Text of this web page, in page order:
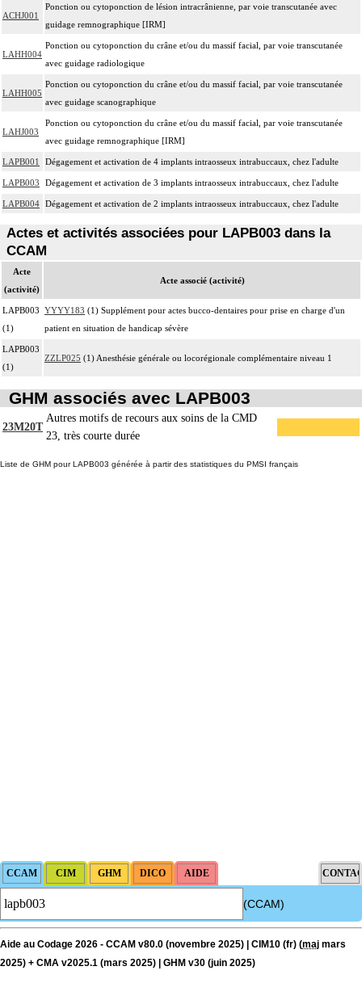
ACHJ001
Ponction ou cytoponction de lésion intracrânienne, par voie transcutanée avec
guidage remnographique [IRM]
LAHH004
Ponction ou cytoponction du crâne et/ou du massif facial, par voie transcutanée
avec guidage radiologique
LAHH005
Ponction ou cytoponction du crâne et/ou du massif facial, par voie transcutanée
avec guidage scanographique
LAHJ003
Ponction ou cytoponction du crâne et/ou du massif facial, par voie transcutanée
avec guidage remnographique [IRM]
LAPB001 Dégagement et activation de 4 implants intraosseux intrabuccaux, chez l'adulte
LAPB003 Dégagement et activation de 3 implants intraosseux intrabuccaux, chez l'adulte
LAPB004 Dégagement et activation de 2 implants intraosseux intrabuccaux, chez l'adulte
Actes et activités associées pour LAPB003 dans la
CCAM
Acte
(activité)
Acte associé (activité)
LAPB003
(1)
YYYY183 (1) Supplément pour actes bucco-dentaires pour prise en charge d'un
patient en situation de handicap sévère
LAPB003
(1)
ZZLP025 (1) Anesthésie générale ou locorégionale complémentaire niveau 1
GHM associés avec LAPB003
23M20T
Autres motifs de recours aux soins de la CMD
23, très courte durée
Liste de GHM pour LAPB003 générée à partir des statistiques du PMSI français
(CCAM)
Aide au Codage 2026 - CCAM v80.0 (novembre 2025) | CIM10 (fr) (maj mars
2025) + CMA v2025.1 (mars 2025) | GHM v30 (juin 2025)